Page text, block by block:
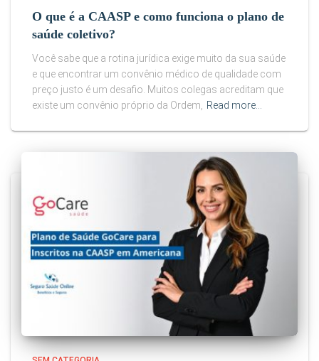
O que é a CAASP e como funciona o plano de
saúde coletivo?
Você sabe que a rotina jurídica exige muito da sua saúde
e que encontrar um convênio médico de qualidade com
preço justo é um desafio. Muitos colegas acreditam que
existe um convênio próprio da Ordem, Read more…